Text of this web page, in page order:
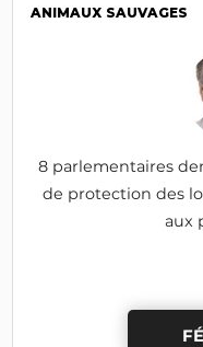
ANIMAUX SAUVAGES
8 parlementaires
de protection des
aux